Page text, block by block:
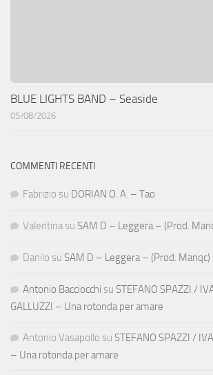
BLUE LIGHTS BAND – Seaside
05/08/2026
COMMENTI RECENTI
Fabrizio su DORIAN O. A. – Tao
Valentina su SAM D – Leggera – (Prod.
Danilo su SAM D – Leggera – (Prod. Manqc)
Antonio Bacciocchi su STEFANO SPAZZI /
GALLUZZI – Una rotonda per amare
Antonio Vasapollo su STEFANO SPAZZI /
– Una rotonda per amare